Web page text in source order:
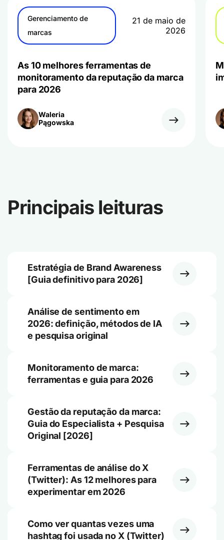
Gerenciamento de
marcas
21 de maio de
2026
As 10 melhores ferramentas de
monitoramento da reputação da marca
para 2026
Waleria
Pągowska
Principais leituras
Estratégia de Brand Awareness
[Guia definitivo para 2026]
Análise de sentimento em
2026: definição, métodos de IA
e pesquisa original
Monitoramento de marca:
ferramentas e guia para 2026
Gestão da reputação da marca:
Guia do Especialista + Pesquisa
Original [2026]
Ferramentas de análise do X
(Twitter): As 12 melhores para
experimentar em 2026
Como ver quantas vezes uma
hashtag foi usada no X (Twitter)